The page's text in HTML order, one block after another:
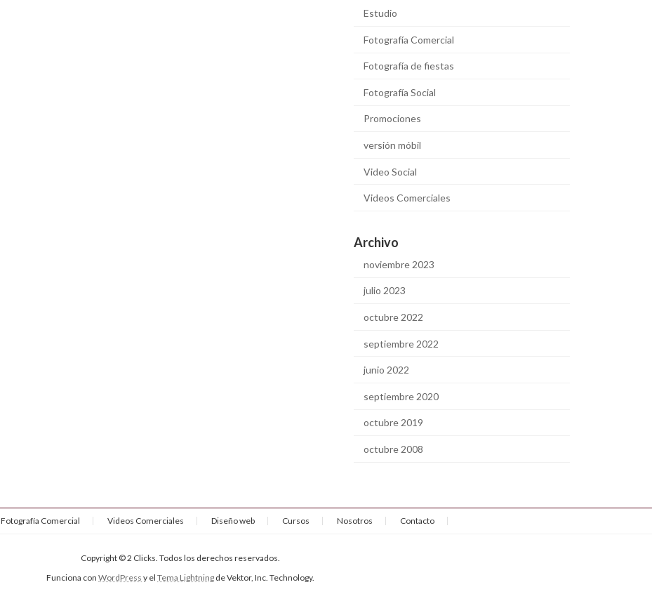
Estudio
Fotografía Comercial
Fotografía de fiestas
Fotografía Social
Promociones
versión móbil
Video Social
Videos Comerciales
Archivo
noviembre 2023
julio 2023
octubre 2022
septiembre 2022
junio 2022
septiembre 2020
octubre 2019
octubre 2008
Fotografía Comercial Videos Comerciales Diseño web Cursos Nosotros Contacto
Copyright © 2 Clicks. Todos los derechos reservados.
Funciona con WordPress y el Tema Lightning de Vektor, Inc. Technology.